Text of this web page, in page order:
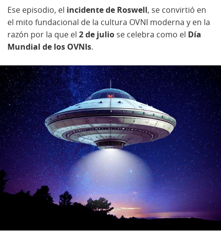
Ese episodio, el incidente de Roswell, se convirtió en
el mito fundacional de la cultura OVNI moderna y en la
razón por la que el 2 de julio se celebra como el Día
Mundial de los OVNIs.